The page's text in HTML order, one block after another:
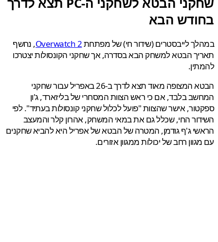
הבא
לייבסטרים (שידור חי) של מפתחתOverwatch 2, נחשף
הבטא למשחק הבא בסדרה, אך שחקני הקונסולות יצטרכו
הבטא המצופה מאוד תצא לדרך ב-26 באפריל עבור שחקני
בלבד, אם כי ראש הצוות המסחרי של בליזארד, ג'ון
אישר שהצוות "פועל לכלול שחקני קונסולות בעתיד". לפי
החי, שכלל גם את במאי המשחק, אהרון קלר והמעצב
ג'ף גודמן, המטרה של הבטא של אפריל היא להביא שחקנים
רחב של יכולות ממגוון אזורים.